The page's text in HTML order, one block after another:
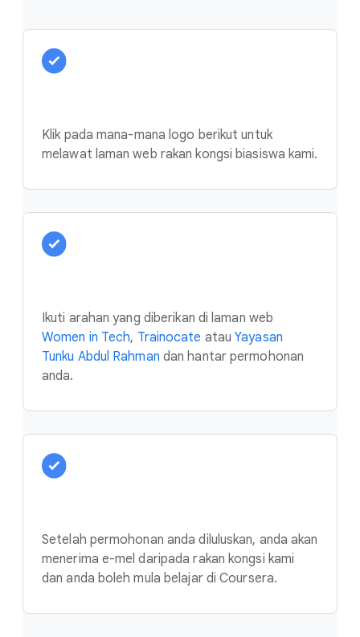
Klik pada mana-mana logo berikut untuk
melawat laman web rakan kongsi biasiswa kami.
Ikuti arahan yang diberikan di laman web
Women in Tech, Trainocate atauYayasan
Tunku Abdul Rahman dan hantar permohonan
anda.
Setelah permohonan anda diluluskan, anda akan
menerima e-mel daripada rakan kongsi kami
dan anda boleh mula belajar di Coursera.